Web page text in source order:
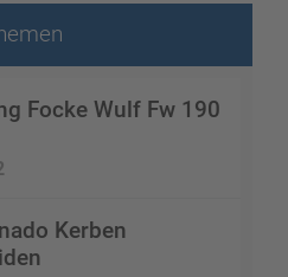
Focke Wulf Fw 190
Kerben